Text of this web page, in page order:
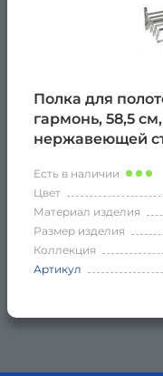
Полка для
гармонь, 58,5
нержавеющей
Есть в наличии
Цвет
Материал изделия
Размер изделия
Коллекция
Артикул